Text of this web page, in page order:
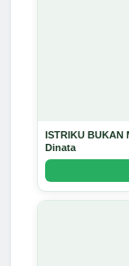
ISTRIKU BUKAN
Dinata